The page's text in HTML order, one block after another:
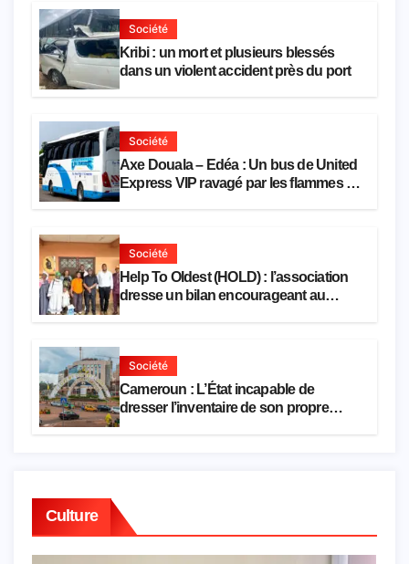
Société
Kribi : un mort et plusieurs blessés
dans un violent accident près du port
Société
Axe Douala – Edéa : Un bus de United
Express VIP ravagé par les flammes à
Société
Help To Oldest (HOLD) : l’association
dresse un bilan encourageant au
Société
Cameroun : L’État incapable de
dresser l’inventaire de son propre
Culture